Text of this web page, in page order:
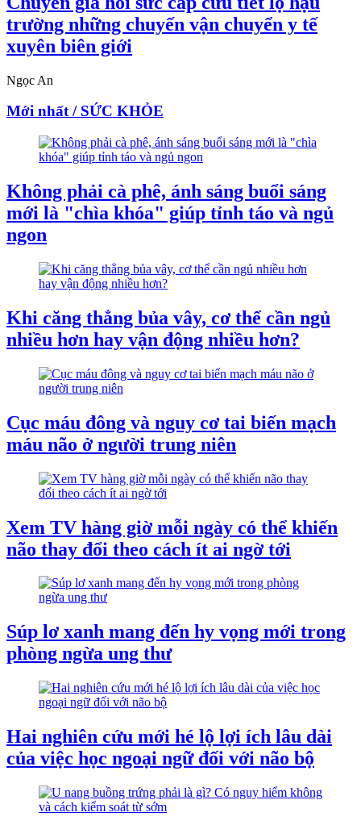
trường những chuyến vận chuyển y tế
xuyên biên giới
Ngọc An
Mới nhất / SỨC KHỎE
Không phải cà phê, ánh sáng buổi sáng
mới là "chìa khóa" giúp tỉnh táo và ngủ
ngon
Khi căng thẳng bủa vây, cơ thể cần ngủ
nhiều hơn hay vận động nhiều hơn?
Cục máu đông và nguy cơ tai biến mạch
máu não ở người trung niên
Xem TV hàng giờ mỗi ngày có thể khiến
não thay đổi theo cách ít ai ngờ tới
Súp lơ xanh mang đến hy vọng mới trong
phòng ngừa ung thư
Hai nghiên cứu mới hé lộ lợi ích lâu dài
của việc học ngoại ngữ đối với não bộ